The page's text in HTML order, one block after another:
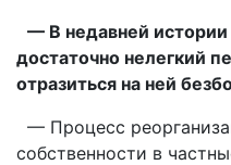
— В недавней
достаточно нелегкий
отразиться на ней
— Процесс
собственности в